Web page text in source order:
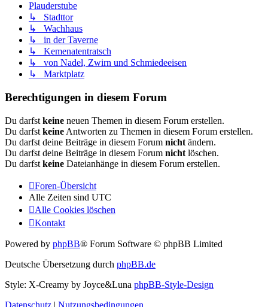
Plauderstube
↳ Stadttor
↳ Wachhaus
↳ in der Taverne
↳ Kemenatentratsch
↳ von Nadel, Zwirn und Schmiedeeisen
↳ Marktplatz
Berechtigungen in diesem Forum
Du darfst keine neuen Themen in diesem Forum erstellen.
Du darfst keine Antworten zu Themen in diesem Forum erstellen.
Du darfst deine Beiträge in diesem Forum nicht ändern.
Du darfst deine Beiträge in diesem Forum nicht löschen.
Du darfst keine Dateianhänge in diesem Forum erstellen.
Foren-Übersicht
Alle Zeiten sind UTC
Alle Cookies löschen
Kontakt
Powered by phpBB® Forum Software © phpBB Limited
Deutsche Übersetzung durch phpBB.de
Style: X-Creamy by Joyce&Luna phpBB-Style-Design
Datenschutz | Nutzungsbedingungen